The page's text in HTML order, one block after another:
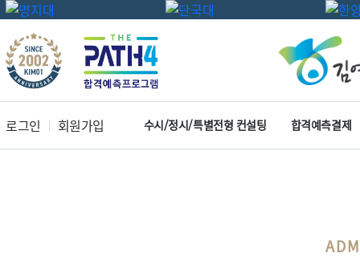
로그인 회원가입 수시/정시/특별전형 컨설팅 합격예측결제